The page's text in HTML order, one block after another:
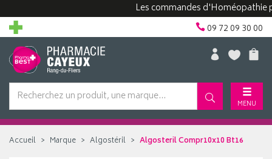
Les commandes d'Homéopathie
09 72 09 30 00
MENU
Accueil Marque Algostéril Algosteril Compr10x10 Bt16